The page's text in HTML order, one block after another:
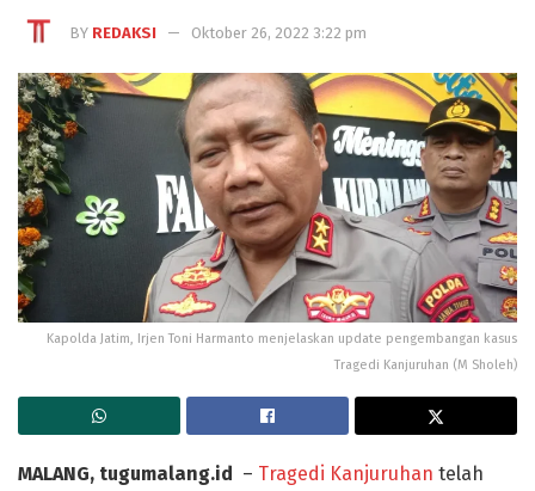
BY REDAKSI Oktober 26, 2022 3:22 pm
Kapolda Jatim, Irjen Toni Harmanto menjelaskan update pengembangan kasus
Tragedi Kanjuruhan (M Sholeh)
MALANG, tugumalang.id – Tragedi Kanjuruhan telah